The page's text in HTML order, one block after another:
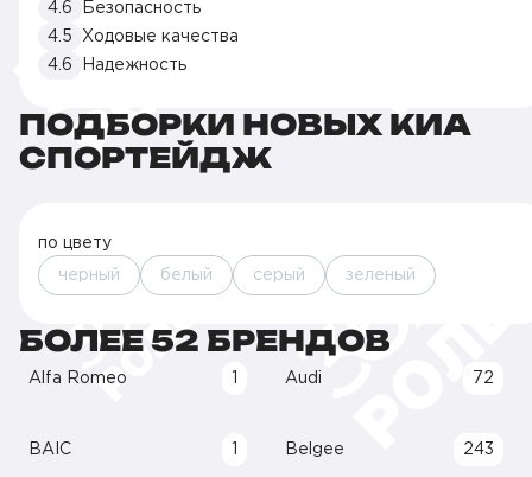
4.6
Безопасность
4.5
Ходовые качества
4.6
Надежность
ПОДБОРКИ НОВЫХ КИА
СПОРТЕЙДЖ
по цвету
черный белый серый зеленый
БОЛЕЕ 52 БРЕНДОВ
Alfa Romeo Audi 72
BAIC Belgee 243